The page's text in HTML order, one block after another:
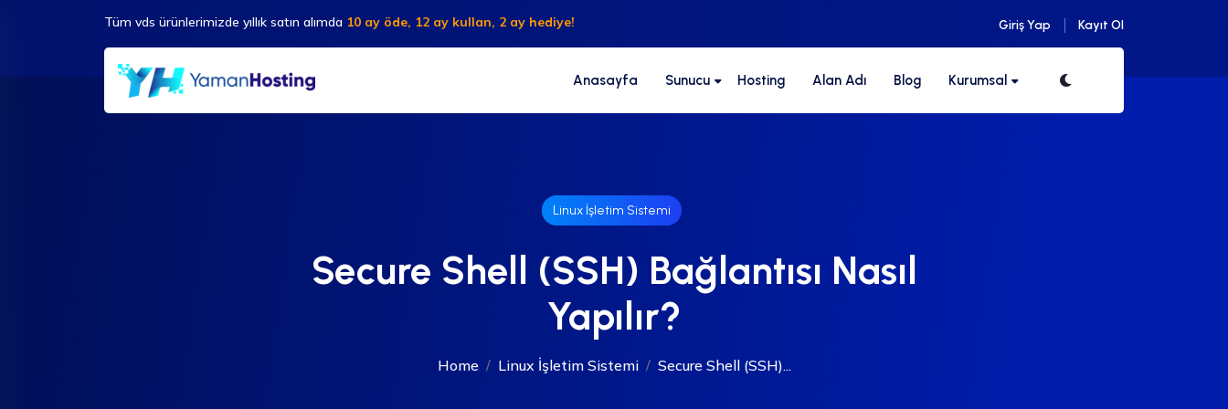
Tüm vds ürünlerimizde yıllık satın alımda 10 ay öde, 12 ay kullan, 2 ay hediye! Giriş Yap Kayıt Ol
Anasayfa Sunucu Hosting Alan Adı Blog Kurumsal
Linux İşletim Sistemi
Secure Shell (SSH) Bağlantısı Nasıl
Yapılır?
Home Linux İşletim Sistemi Secure Shell (SSH)...